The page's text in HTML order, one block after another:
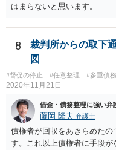
はまらないと思います。
8
裁判所からの取下
図
#督促の停止 #任意整理 #多重債務
2020年11月21日
借金・債務整理に強い弁
藤岡 隆夫 弁護士
債権者が回収をあきらめたの
す。これ以上債権者に手段